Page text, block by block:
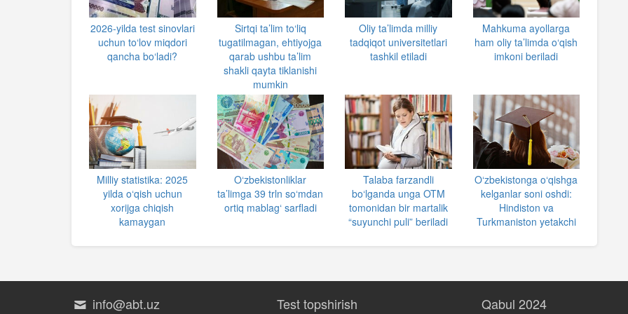
2026-yilda test sinovlari
uchun to‘lov miqdori
qancha bo‘ladi?
Sirtqi ta’lim to‘liq
tugatilmagan, ehtiyojga
qarab ushbu ta’lim
shakli qayta tiklanishi
mumkin
Oliy ta’limda milliy
tadqiqot universitetlari
tashkil etiladi
Mahkuma ayollarga
ham oliy ta’limda o‘qish
imkoni beriladi
Milliy statistika: 2025
yilda o‘qish uchun
xorijga chiqish
kamaygan
O‘zbekistonliklar
ta’limga 39 trln so‘mdan
ortiq mablag‘ sarfladi
Talaba farzandli
bo‘lganda unga OTM
tomonidan bir martalik
“suyunchi puli” beriladi
O‘zbekistonga o‘qishga
kelganlar soni oshdi:
Hindiston va
Turkmaniston yetakchi
info@abt.uz Test topshirish Qabul 2024